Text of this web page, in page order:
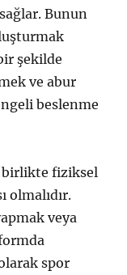
Bunun
şekilde
ve abur
beslenme
fiziksel
olmalıdır.
veya
spor